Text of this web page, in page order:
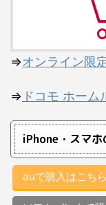
⇒オンライン限
⇒ ドコモ ホーム
iPhone・スマホ
auで購入はこちら